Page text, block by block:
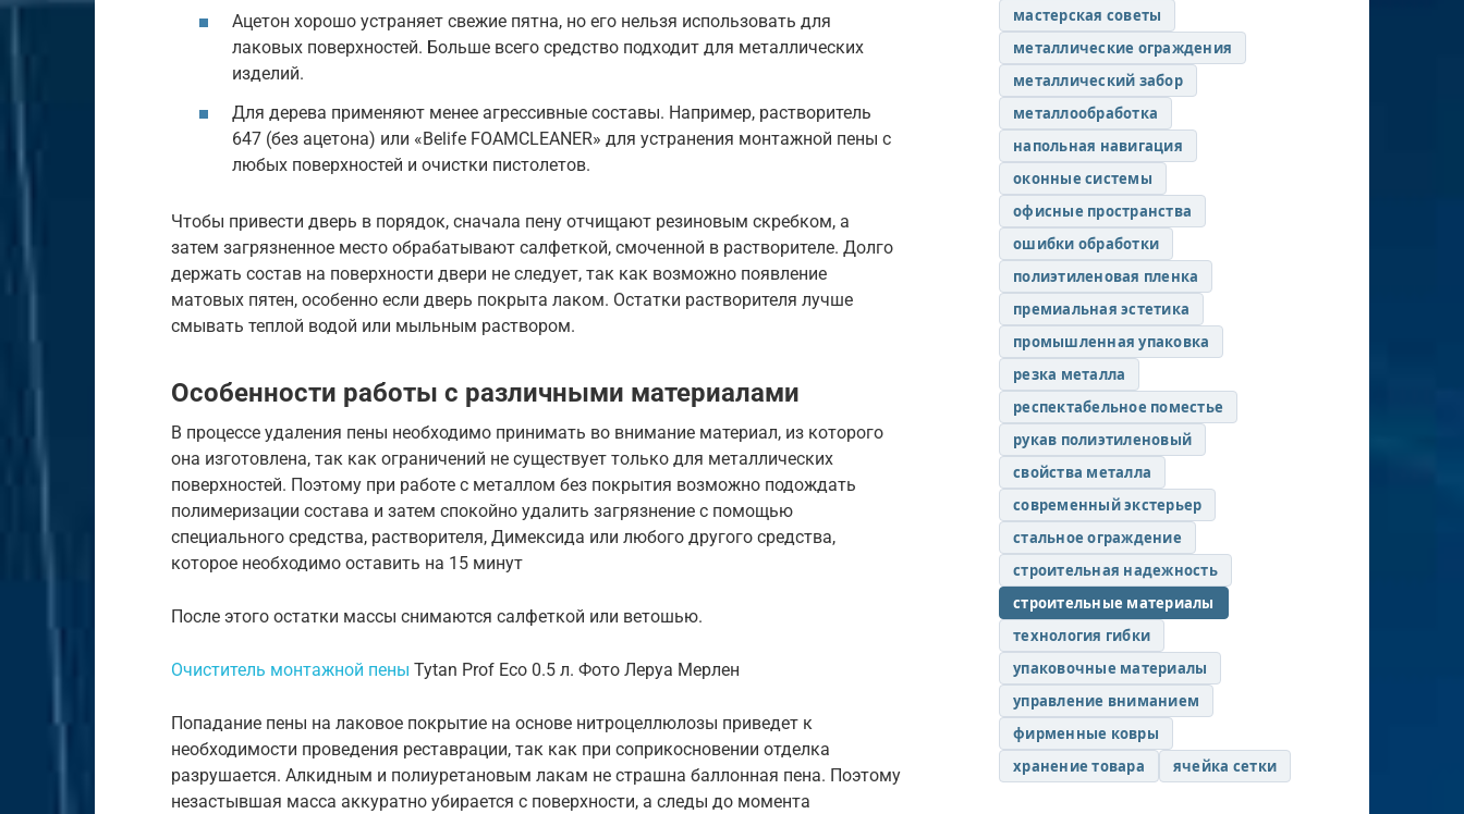
Ацетон хорошо устраняет свежие пятна, но его нельзя использовать для
лаковых поверхностей. Больше всего средство подходит для металлических
изделий.
Для дерева применяют менее агрессивные составы. Например, растворитель
647 (без ацетона) или «Belife FOAMCLEАNER» для устранения монтажной пены с
любых поверхностей и очистки пистолетов.
Чтобы привести дверь в порядок, сначала пену отчищают резиновым скребком, а
затем загрязненное место обрабатывают салфеткой, смоченной в растворителе. Долго
держать состав на поверхности двери не следует, так как возможно появление
матовых пятен, особенно если дверь покрыта лаком. Остатки растворителя лучше
смывать теплой водой или мыльным раствором.
Особенности работы с различными материалами
В процессе удаления пены необходимо принимать во внимание материал, из которого
она изготовлена, так как ограничений не существует только для металлических
поверхностей. Поэтому при работе с металлом без покрытия возможно подождать
полимеризации состава и затем спокойно удалить загрязнение с помощью
специального средства, растворителя, Димексида или любого другого средства,
которое необходимо оставить на 15 минут
После этого остатки массы снимаются салфеткой или ветошью.
Очиститель монтажной пены Tytan Prof Еco 0.5 л. Фото Леруа Мерлен
Попадание пены на лаковое покрытие на основе нитроцеллюлозы приведет к
необходимости проведения реставрации, так как при соприкосновении отделка
разрушается. Алкидным и полиуретановым лакам не страшна баллонная пена. Поэтому
незастывшая масса аккуратно убирается с поверхности, а следы до момента
мастерская советы
металлические ограждения
металлический забор
металлообработка
напольная навигация
оконные системы
офисные пространства
ошибки обработки
полиэтиленовая пленка
премиальная эстетика
промышленная упаковка
резка металла
респектабельное поместье
рукав полиэтиленовый
свойства металла
современный экстерьер
стальное ограждение
строительная надежность
строительные материалы
технология гибки
упаковочные материалы
управление вниманием
фирменные ковры
хранение товара
ячейка сетки